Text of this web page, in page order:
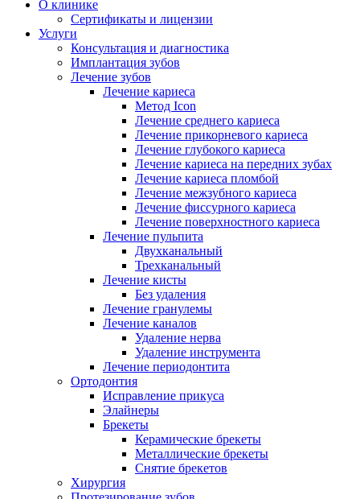
О клинике
Сертификаты и лицензии
Услуги
Консультация и диагностика
Имплантация зубов
Лечение зубов
Лечение кариеса
Метод Icon
Лечение среднего кариеса
Лечение прикорневого кариеса
Лечение глубокого кариеса
Лечение кариеса на передних зубах
Лечение кариеса пломбой
Лечение межзубного кариеса
Лечение фиссурного кариеса
Лечение поверхностного кариеса
Лечение пульпита
Двухканальный
Трехканальный
Лечение кисты
Без удаления
Лечение гранулемы
Лечение каналов
Удаление нерва
Удаление инструмента
Лечение периодонтита
Ортодонтия
Исправление прикуса
Элайнеры
Брекеты
Керамические брекеты
Металлические брекеты
Снятие брекетов
Хирургия